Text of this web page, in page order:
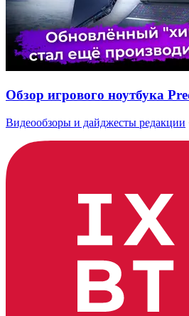
Обзор игрового ноутбука
Видеообзоры и дайджесты редакции